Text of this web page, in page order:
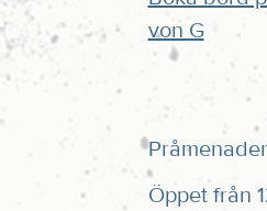
von G
Öppet från